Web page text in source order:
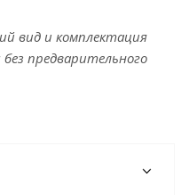
вид и комплектация
предварительного